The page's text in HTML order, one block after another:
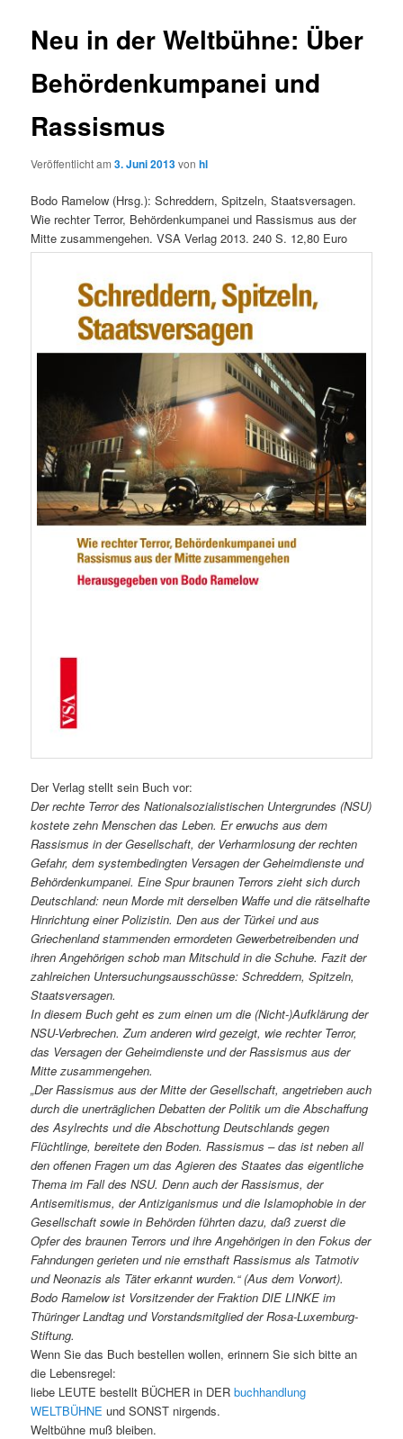
Neu in der Weltbühne: Über
Behördenkumpanei und
Rassismus
Veröffentlicht am3. Juni 2013vonhl
Bodo Ramelow (Hrsg.): Schreddern, Spitzeln, Staatsversagen.
Wie rechter Terror, Behördenkumpanei und Rassismus aus der
Mitte zusammengehen. VSA Verlag 2013. 240 S. 12,80 Euro
Der Verlag stellt sein Buch vor:
Der rechte Terror des Nationalsozialistischen Untergrundes (NSU)
kostete zehn Menschen das Leben. Er erwuchs aus dem
Rassismus in der Gesellschaft, der Verharmlosung der rechten
Gefahr, dem systembedingten Versagen der Geheimdienste und
Behördenkumpanei. Eine Spur braunen Terrors zieht sich durch
Deutschland: neun Morde mit derselben Waffe und die rätselhafte
Hinrichtung einer Polizistin. Den aus der Türkei und aus
Griechenland stammenden ermordeten Gewerbetreibenden und
ihren Angehörigen schob man Mitschuld in die Schuhe. Fazit der
zahlreichen Untersuchungsausschüsse: Schreddern, Spitzeln,
Staatsversagen.
In diesem Buch geht es zum einen um die (Nicht-)Aufklärung der
NSU-Verbrechen. Zum anderen wird gezeigt, wie rechter Terror,
das Versagen der Geheimdienste und der Rassismus aus der
Mitte zusammengehen.
„Der Rassismus aus der Mitte der Gesellschaft, angetrieben auch
durch die unerträglichen Debatten der Politik um die Abschaffung
des Asylrechts und die Abschottung Deutschlands gegen
Flüchtlinge, bereitete den Boden. Rassismus – das ist neben all
den offenen Fragen um das Agieren des Staates das eigentliche
Thema im Fall des NSU. Denn auch der Rassismus, der
Antisemitismus, der Antiziganismus und die Islamophobie in der
Gesellschaft sowie in Behörden führten dazu, daß zuerst die
Opfer des braunen Terrors und ihre Angehörigen in den Fokus der
Fahndungen gerieten und nie ernsthaft Rassismus als Tatmotiv
und Neonazis als Täter erkannt wurden.“ (Aus dem Vorwort).
Bodo Ramelow ist Vorsitzender der Fraktion DIE LINKE im
Thüringer Landtag und Vorstandsmitglied der Rosa-Luxemburg-
Stiftung.
Wenn Sie das Buch bestellen wollen, erinnern Sie sich bitte an
die Lebensregel:
liebe LEUTE bestellt BÜCHER in DERbuchhandlung
WELTBÜHNE und SONST nirgends.
Weltbühne muß bleiben.